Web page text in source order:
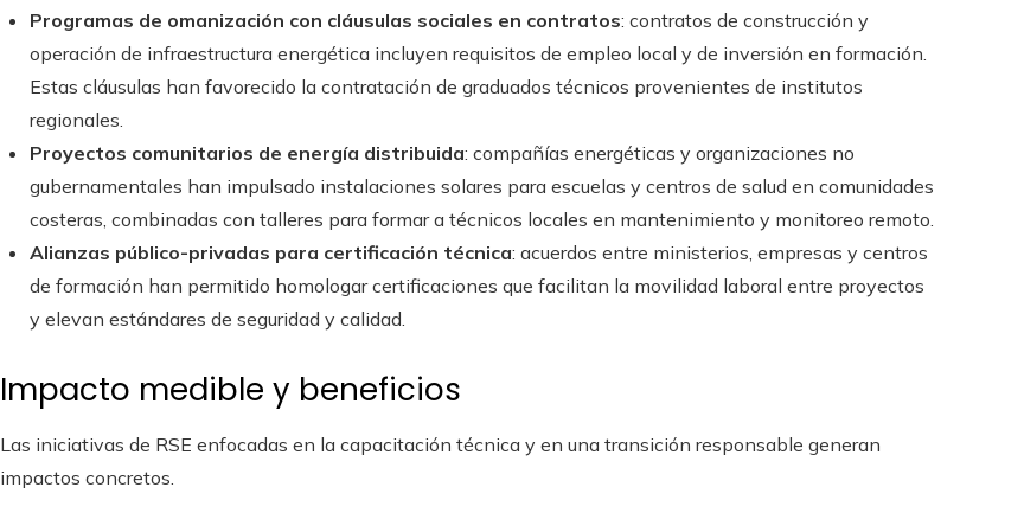
Programas de omanización con cláusulas sociales en contratos: contratos de construcción y
operación de infraestructura energética incluyen requisitos de empleo local y de inversión en formación.
Estas cláusulas han favorecido la contratación de graduados técnicos provenientes de institutos
regionales.
Proyectos comunitarios de energía distribuida: compañías energéticas y organizaciones no
gubernamentales han impulsado instalaciones solares para escuelas y centros de salud en comunidades
costeras, combinadas con talleres para formar a técnicos locales en mantenimiento y monitoreo remoto.
Alianzas público-privadas para certificación técnica: acuerdos entre ministerios, empresas y centros
de formación han permitido homologar certificaciones que facilitan la movilidad laboral entre proyectos
y elevan estándares de seguridad y calidad.
Impacto medible y beneficios
Las iniciativas de RSE enfocadas en la capacitación técnica y en una transición responsable generan
impactos concretos.